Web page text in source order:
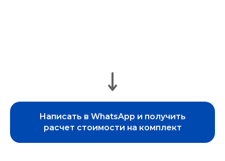
Написать в WhatsApp и получить
расчет стоимости на комплект